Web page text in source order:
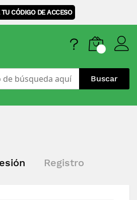
CÓDIGO DE ACCESO
Buscar
Registro